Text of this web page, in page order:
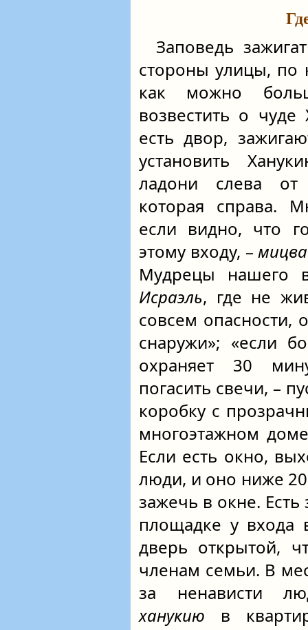
Заповедь
стороны улицы, по
как можно
возвестить о
есть двор,
установить
ладони слева
которая справа.
если видно, что
этому входу, –мицва
Мудрецы нашего
Исраэль, где не
совсем опасности,
снаружи»; «если
охраняет 30
погасить свечи, –
коробку с
многоэтажном
Если есть окно,
люди, и оно ниже
зажечь в окне.
площадке у входа
дверь открытой,
членам семьи. В
за ненависти
ханукию в